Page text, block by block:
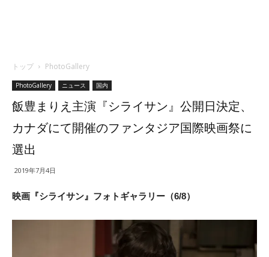
トップ PhotoGallery
PhotoGallery ニュース 国内
飯豊まりえ主演『シライサン』公開日決定、
カナダにて開催のファンタジア国際映画祭に
選出
2019年7月4日
映画『シライサン』フォトギャラリー（6/8）